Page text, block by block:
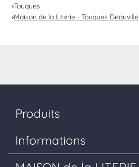
Touques
Maison de la Literie - Touques Deauville
Produits
Matelas
Sommiers
Têtes de lit
Informations